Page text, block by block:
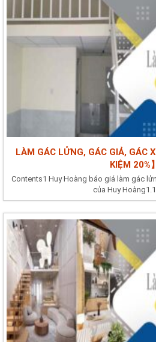
LÀM GÁC LỬNG, GÁC GIẢ, GÁC
KIỆM 20%】
Contents1 Huy Hoàng báo giá làm gác
của Huy